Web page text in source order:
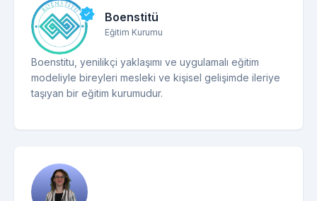
Boenstitü
Eğitim Kurumu
Boenstitu, yenilikçi yaklaşımı ve uygulamalı eğitim
modeliyle bireyleri mesleki ve kişisel gelişimde ileriye
taşıyan bir eğitim kurumudur.